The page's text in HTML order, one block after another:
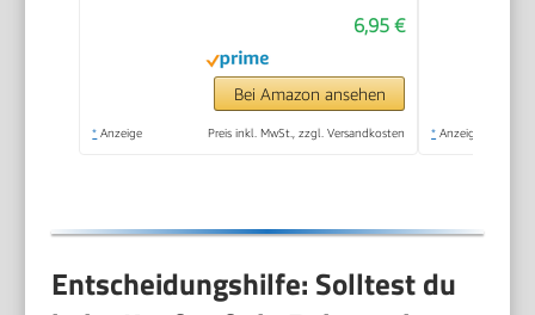
Hornhaut Creme
pflegt sehr trockene
Haut mit Urea
6,95 €
Bei Amazon ansehen
* Anzeige Preis inkl. MwSt., zzgl. Versandkosten * Anzeige
Entscheidungshilfe: Solltest du